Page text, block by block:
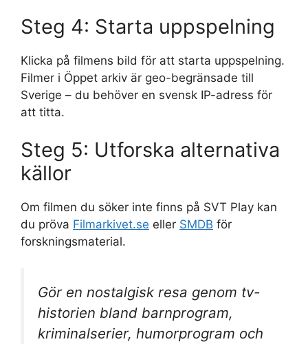
Steg 4: Starta uppspelning
Klicka på filmens bild för att starta uppspelning.
Filmer i Öppet arkiv är geo-begränsade till
Sverige – du behöver en svensk IP-adress för
att titta.
Steg 5: Utforska alternativa
källor
Om filmen du söker inte finns på SVT Play kan
du pröva Filmarkivet.se eller SMDB för
forskningsmaterial.
Gör en nostalgisk resa genom tv-
historien bland barnprogram,
kriminalserier, humorprogram och